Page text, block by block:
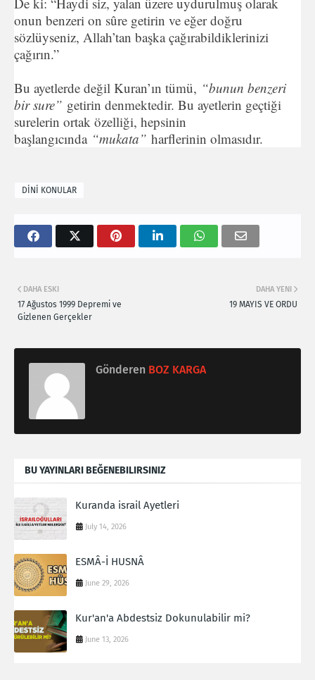
onun benzeri on sûre getirin ve eğer doğru
sözlüyseniz, Allah’tan başka çağırabildiklerinizi
çağırın.”
Bu ayetlerde değil Kuran’ın tümü, “bunun benzeri
bir sure” getirin denmektedir. Bu ayetlerin geçtiği
surelerin ortak özelliği, hepsinin
başlangıcında “mukata” harflerinin olmasıdır.
DİNİ KONULAR
DAHA YENI
19 MAYIS VE ORDU
DAHA ESKI
17 Ağustos 1999 Depremi ve
Gizlenen Gerçekler
Gönderen BOZ KARGA
BU YAYINLARI BEĞENEBILIRSINIZ
Kuranda israil Ayetleri
July 14, 2026
ESMÂ-İ HUSNÂ
June 29, 2026
Kur'an'a Abdestsiz Dokunulabilir mi?
June 13, 2026